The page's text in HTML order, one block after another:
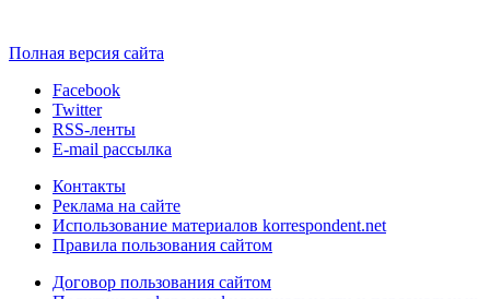
Полная версия сайта
Facebook
Twitter
RSS-ленты
E-mail рассылка
Контакты
Реклама на сайте
Использование материалов korrespondent.net
Правила пользования сайтом
Договор пользования сайтом